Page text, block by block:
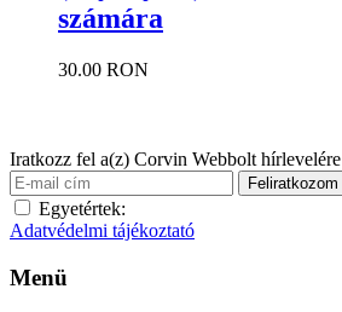
számára
30.00 RON
Iratkozz fel a(z) Corvin Webbolt hírlevelére
Egyetértek:
Adatvédelmi tájékoztató
Menü